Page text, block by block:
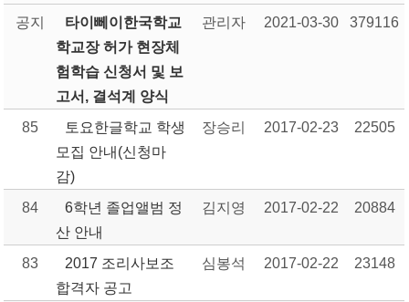
공지
타이뻬이한국학교
학교장 허가 현장체
험학습 신청서 및 보
고서, 결석계 양식
관리자 2021-03-30 379116
85
토요한글학교 학생
모집 안내(신청마
감)
장승리 2017-02-23 22505
84
6학년 졸업앨범 정
산 안내
김지영 2017-02-22 20884
83
2017 조리사보조
합격자 공고
심봉석 2017-02-22 23148